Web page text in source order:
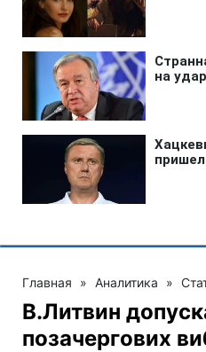
Главная » Аналитика »
В.Литвин
позачергових